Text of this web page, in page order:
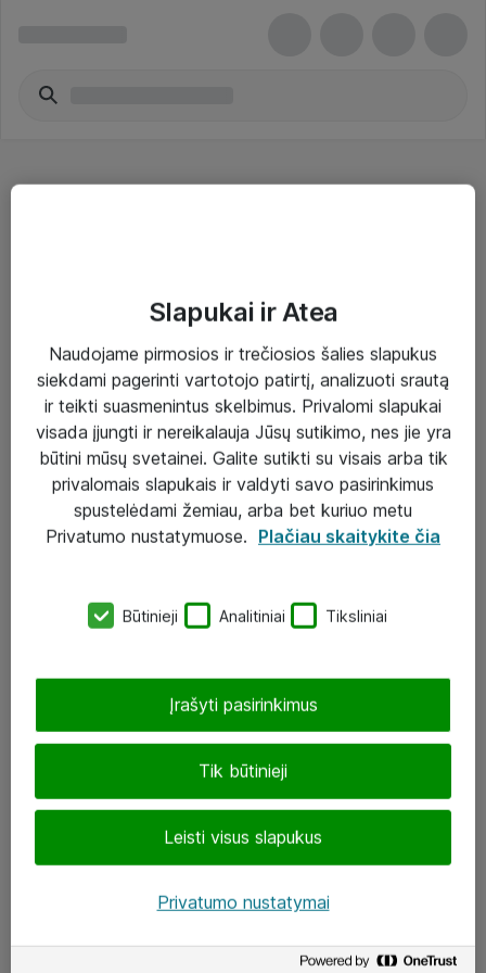
Sprendimai ir paslaugos
Paslaugos
Sprendimai
Įgyvendinti projektai
Atea ekspertų patarimai verslui
UAB „ATEA“
J. Rutkausko g. 6, Vilnius
Atea kontaktai
Aplankykite mus
Slapukai ir Atea
Naudojame pirmosios ir trečiosios šalies slapukus
siekdami pagerinti vartotojo patirtį, analizuoti srautą
ir teikti suasmenintus skelbimus. Privalomi slapukai
visada įjungti ir nereikalauja Jūsų sutikimo, nes jie yra
būtini mūsų svetainei. Galite sutikti su visais arba tik
privalomais slapukais ir valdyti savo pasirinkimus
spustelėdami žemiau, arba bet kuriuo metu
Privatumo nustatymuose. Plačiau skaitykite čia
Būtinieji Analitiniai Tiksliniai
Tik būtinieji
Leisti visus slapukus
Įrašyti pasirinkimus
Privatumo nustatymai